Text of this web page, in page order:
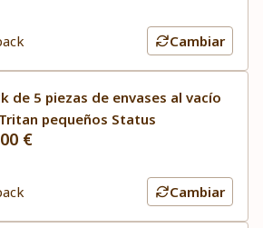
Cambiar
de 5 piezas de envases al vacío
pequeños Status
€
Cambiar